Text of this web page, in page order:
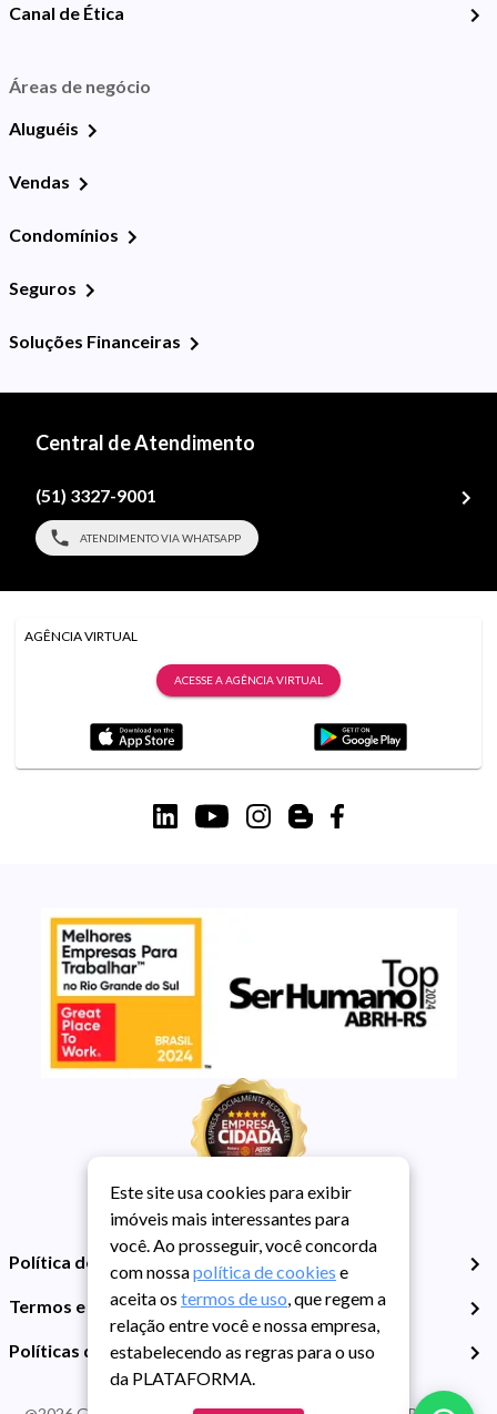
Canal de Ética
Áreas de negócio
Aluguéis
Vendas
Condomínios
Seguros
Soluções Financeiras
Central de Atendimento
(51) 3327-9001
ATENDIMENTO VIA WHATSAPP
AGÊNCIA VIRTUAL
ACESSE A AGÊNCIA VIRTUAL
Política de Privacidade
Termos e Condições de Uso
Políticas de Cookies
Este site usa cookies para exibir
imóveis mais interessantes para
você. Ao prosseguir, você concorda
com nossapolítica de cookies e
aceita os termos de uso, que regem a
relação entre você e nossa empresa,
estabelecendo as regras para o uso
da PLATAFORMA.